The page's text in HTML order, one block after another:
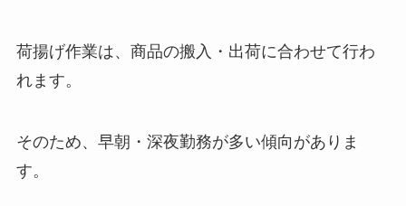
荷揚げ作業は、商品の搬入・出荷に合わせて行わ
れます。
そのため、早朝・深夜勤務が多い傾向がありま
す。